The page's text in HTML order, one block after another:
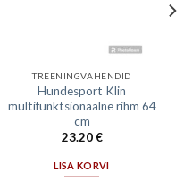
TREENINGVAHENDID
Hundesport Klin
multifunktsionaalne rihm 64
cm
23.20€
LISA KORVI